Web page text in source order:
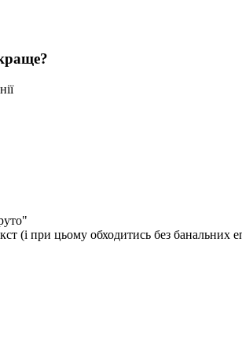
(і при цьому обходитись без банальних